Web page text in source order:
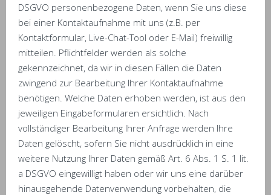
DSGVO personenbezogene Daten, wenn Sie uns diese
bei einer Kontaktaufnahme mit uns (z.B. per
Kontaktformular, Live-Chat-Tool oder E-Mail) freiwillig
mitteilen. Pflichtfelder werden als solche
gekennzeichnet, da wir in diesen Fällen die Daten
zwingend zur Bearbeitung Ihrer Kontaktaufnahme
benötigen. Welche Daten erhoben werden, ist aus den
jeweiligen Eingabeformularen ersichtlich. Nach
vollständiger Bearbeitung Ihrer Anfrage werden Ihre
Daten gelöscht, sofern Sie nicht ausdrücklich in eine
weitere Nutzung Ihrer Daten gemäß Art. 6 Abs. 1 S. 1 lit.
a DSGVO eingewilligt haben oder wir uns eine darüber
hinausgehende Datenverwendung vorbehalten, die